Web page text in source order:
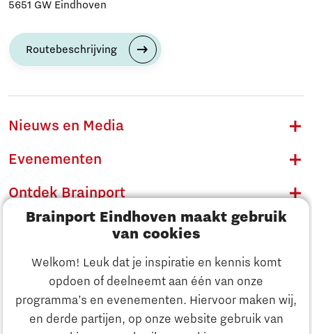
Brainport Eindhoven maakt gebruik
van cookies
Welkom! Leuk dat je inspiratie en kennis komt
opdoen of deelneemt aan één van onze
programma’s en evenementen. Hiervoor maken wij,
en derde partijen, op onze website gebruik van
Ontdek Brainport
5651 GW Eindhoven
Routebeschrijving
Nieuws en Media
Evenementen
Ontdek Brainport
Innovatie
Ondernemen
Onderwijs
Maatschappelijk